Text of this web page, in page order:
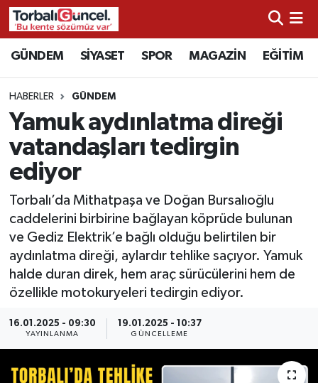
GÜNDEM SİYASET SPOR MAGAZİN EĞİTİM
HABERLER GÜNDEM
Yamuk aydınlatma direği
vatandaşları tedirgin
ediyor
Torbalı’da Mithatpaşa ve Doğan Bursalıoğlu
caddelerini birbirine bağlayan köprüde bulunan
ve Gediz Elektrik’e bağlı olduğu belirtilen bir
aydınlatma direği, aylardır tehlike saçıyor. Yamuk
halde duran direk, hem araç sürücülerini hem de
özellikle motokuryeleri tedirgin ediyor.
16.01.2025 - 09:30
YAYINLANMA
19.01.2025 - 10:37
GÜNCELLEME
İzmir Nöbetçi Eczaneler
İzmir Hava Durumu
İzmir Namaz Vakitleri
İzmir Trafik Yoğunluk Haritası
Süper Lig Puan Durumu ve Fikstür
Tüm Manşetler
Son Dakika Haberleri